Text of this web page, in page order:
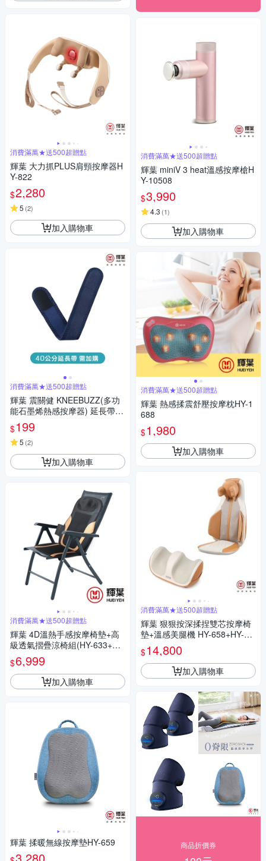
消費滿萬★送500超贈點
輝葉 大力抓PLUS肩頸按摩器H
Y-822
$2,280
5 (2)
加入購物車
消費滿萬★送500超贈點
輝葉 震關健 KNEEBUZZ(多功
能石墨烯熱感按摩器) 延長帶-H
Y-762-BU-001
$199
5 (2)
加入購物車
消費滿萬★送500超贈點
輝葉 4D溫熱手感按摩椅墊+高
級透氣摺疊涼椅組(HY-633+HY
-CR01)
$6,999
加入購物車
輝葉 揉暖無線按摩墊HY-659
消費滿萬★送500超贈點
輝葉 miniV 3 heat溫感按摩槍H
Y-10508
$3,990
4.3 (1)
加入購物車
消費滿萬★送500超贈點
輝葉 熱感揉震舒壓按摩枕HY-1
688
$1,980
加入購物車
消費滿萬★送500超贈點
輝葉 狠狠按深揉捏雙芯按摩椅
墊+溫感美腿機 HY-658+HY-75
$14,800
加入購物車
商品折價券